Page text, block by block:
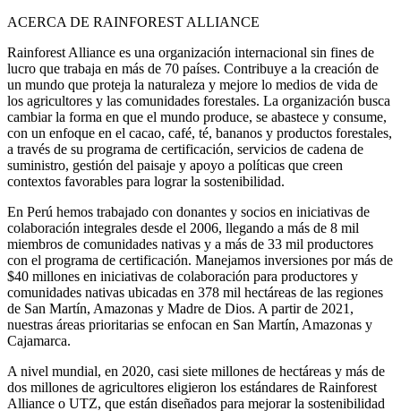
ACERCA DE RAINFOREST ALLIANCE
Rainforest Alliance es una organización internacional sin fines de
lucro que trabaja en más de 70 países. Contribuye a la creación de
un mundo que proteja la naturaleza y mejore lo medios de vida de
los agricultores y las comunidades forestales. La organización busca
cambiar la forma en que el mundo produce, se abastece y consume,
con un enfoque en el cacao, café, té, bananos y productos forestales,
a través de su programa de certificación, servicios de cadena de
suministro, gestión del paisaje y apoyo a políticas que creen
contextos favorables para lograr la sostenibilidad.
En Perú hemos trabajado con donantes y socios en iniciativas de
colaboración integrales desde el 2006, llegando a más de 8 mil
miembros de comunidades nativas y a más de 33 mil productores
con el programa de certificación. Manejamos inversiones por más de
$40 millones en iniciativas de colaboración para productores y
comunidades nativas ubicadas en 378 mil hectáreas de las regiones
de San Martín, Amazonas y Madre de Dios. A partir de 2021,
nuestras áreas prioritarias se enfocan en San Martín, Amazonas y
Cajamarca.
A nivel mundial, en 2020, casi siete millones de hectáreas y más de
dos millones de agricultores eligieron los estándares de Rainforest
Alliance o UTZ, que están diseñados para mejorar la sostenibilidad